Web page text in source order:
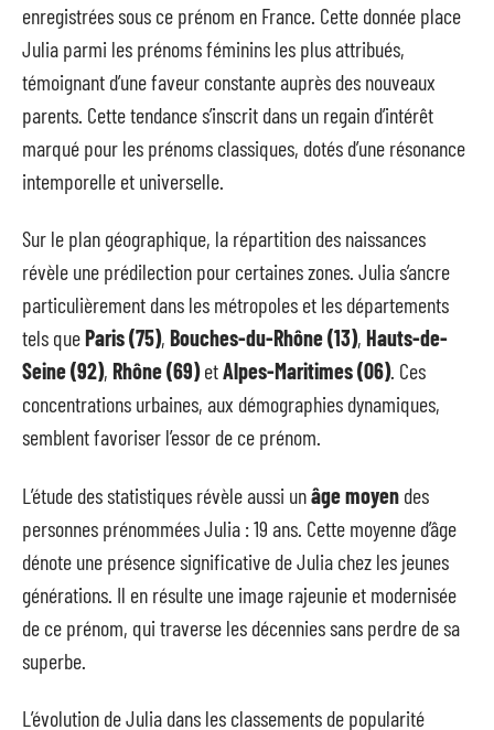
enregistrées sous ce prénom en France. Cette donnée place
Julia parmi les prénoms féminins les plus attribués,
témoignant d’une faveur constante auprès des nouveaux
parents. Cette tendance s’inscrit dans un regain d’intérêt
marqué pour les prénoms classiques, dotés d’une résonance
intemporelle et universelle.
Sur le plan géographique, la répartition des naissances
révèle une prédilection pour certaines zones. Julia s’ancre
particulièrement dans les métropoles et les départements
tels queParis (75), Bouches-du-Rhône (13), Hauts-de-
Seine (92), Rhône (69)etAlpes-Maritimes (06). Ces
concentrations urbaines, aux démographies dynamiques,
semblent favoriser l’essor de ce prénom.
L’étude des statistiques révèle aussi unâge moyen des
personnes prénommées Julia : 19 ans. Cette moyenne d’âge
dénote une présence significative de Julia chez les jeunes
générations. Il en résulte une image rajeunie et modernisée
de ce prénom, qui traverse les décennies sans perdre de sa
superbe.
L’évolution de Julia dans les classements de popularité